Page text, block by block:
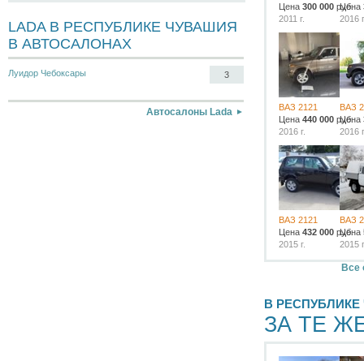
LADA В РЕСПУБЛИКЕ ЧУВАШИЯ
В АВТОСАЛОНАХ
Луидор Чебоксары 3
Автосалоны Lada
Цена 300 000 руб.
2011 г.
Цена
2016
ВАЗ 2121
Цена 440 000 руб.
2016 г.
ВАЗ
Цена
2016
ВАЗ 2121
Цена 432 000 руб.
2015 г.
ВАЗ
Цена
2015
Все
В
ЗА ТЕ